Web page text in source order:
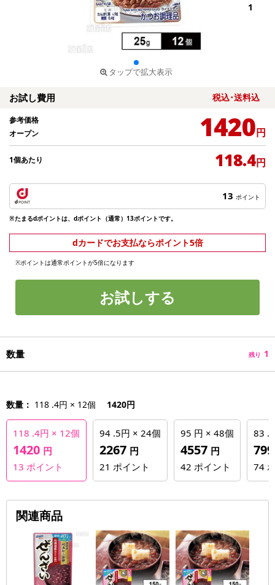
タップで拡大表示
1
お試し費用 税込･送料込
参考価格
オープン
1420円
1個あたり 118.4円
13 ポイント
※たまるdポイントは、dポイント（通常）13ポイントです。
dカードでお支払ならポイント5倍
※ポイントは通常ポイントが5倍になります
お試しする
数量 残り 1
数量： 118 .4円 × 12個 1420円
118 .4円 × 12個
1420 円
13 ポイント
94 .5円 × 24個
2267 円
21 ポイント
95 円 × 48個
4557 円
42 ポイント
83
74
関連商品